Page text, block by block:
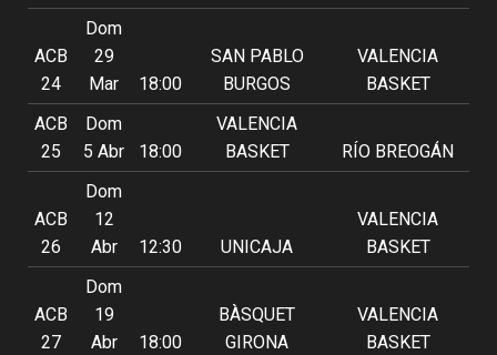
ACB
24
Dom
29
Mar
18:00
SAN PABLO
BURGOS
VALENCIA
BASKET
ACB
25
Dom
5 Abr
18:00
VALENCIA
BASKET
RÍO BREOGÁN
ACB
26
Dom
12
Abr
12:30 UNICAJA
VALENCIA
BASKET
ACB
27
Dom
19
Abr
18:00
BÀSQUET
GIRONA
VALENCIA
BASKET